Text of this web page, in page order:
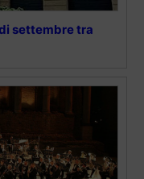
settembre tra